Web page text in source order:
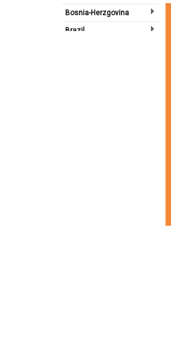
Bosnia-Herzgovina
Brazil